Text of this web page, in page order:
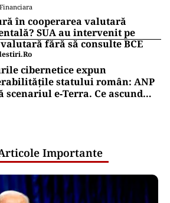
în cooperarea valutară
SUA au intervenit pe
fără să consulte BCE
cibernetice expun
statului român: ANP
scenariul e‑Terra. Ce ascund
Importante